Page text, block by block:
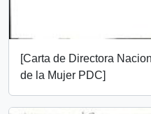
[Carta de Directora
de la Mujer PDC]